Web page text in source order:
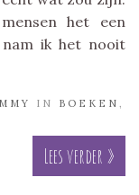
het een
nam ik het nooit
IN BOEKEN
Lees verder »